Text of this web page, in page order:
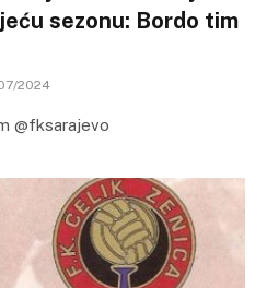
sezonu: Bordo tim
2024
@fksarajevo